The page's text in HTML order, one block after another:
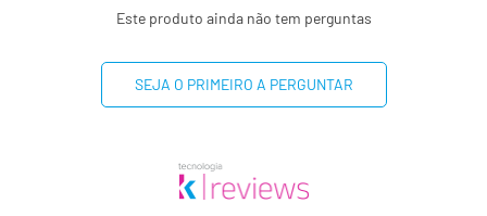
Este produto ainda não tem perguntas
SEJA O PRIMEIRO A PERGUNTAR